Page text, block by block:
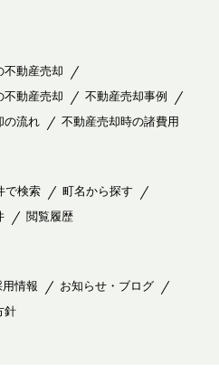
不動産売却
不動産売却
不動産売却事例
の流れ 不動産売却時の諸費用
で検索
町名から探す
閲覧履歴
用情報
お知らせ・ブログ
針